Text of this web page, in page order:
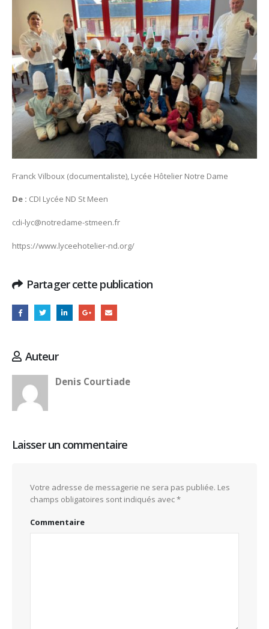
Franck Vilboux (documentaliste), Lycée Hôtelier Notre Dame
De : CDI Lycée ND St Meen
cdi-lyc@notredame-stmeen.fr
https://www.lyceehotelier-nd.org/
Partager cette publication
Auteur
Denis Courtiade
Laisser un commentaire
Votre adresse de messagerie ne sera pas publiée. Les
champs obligatoires sont indiqués avec*
Commentaire